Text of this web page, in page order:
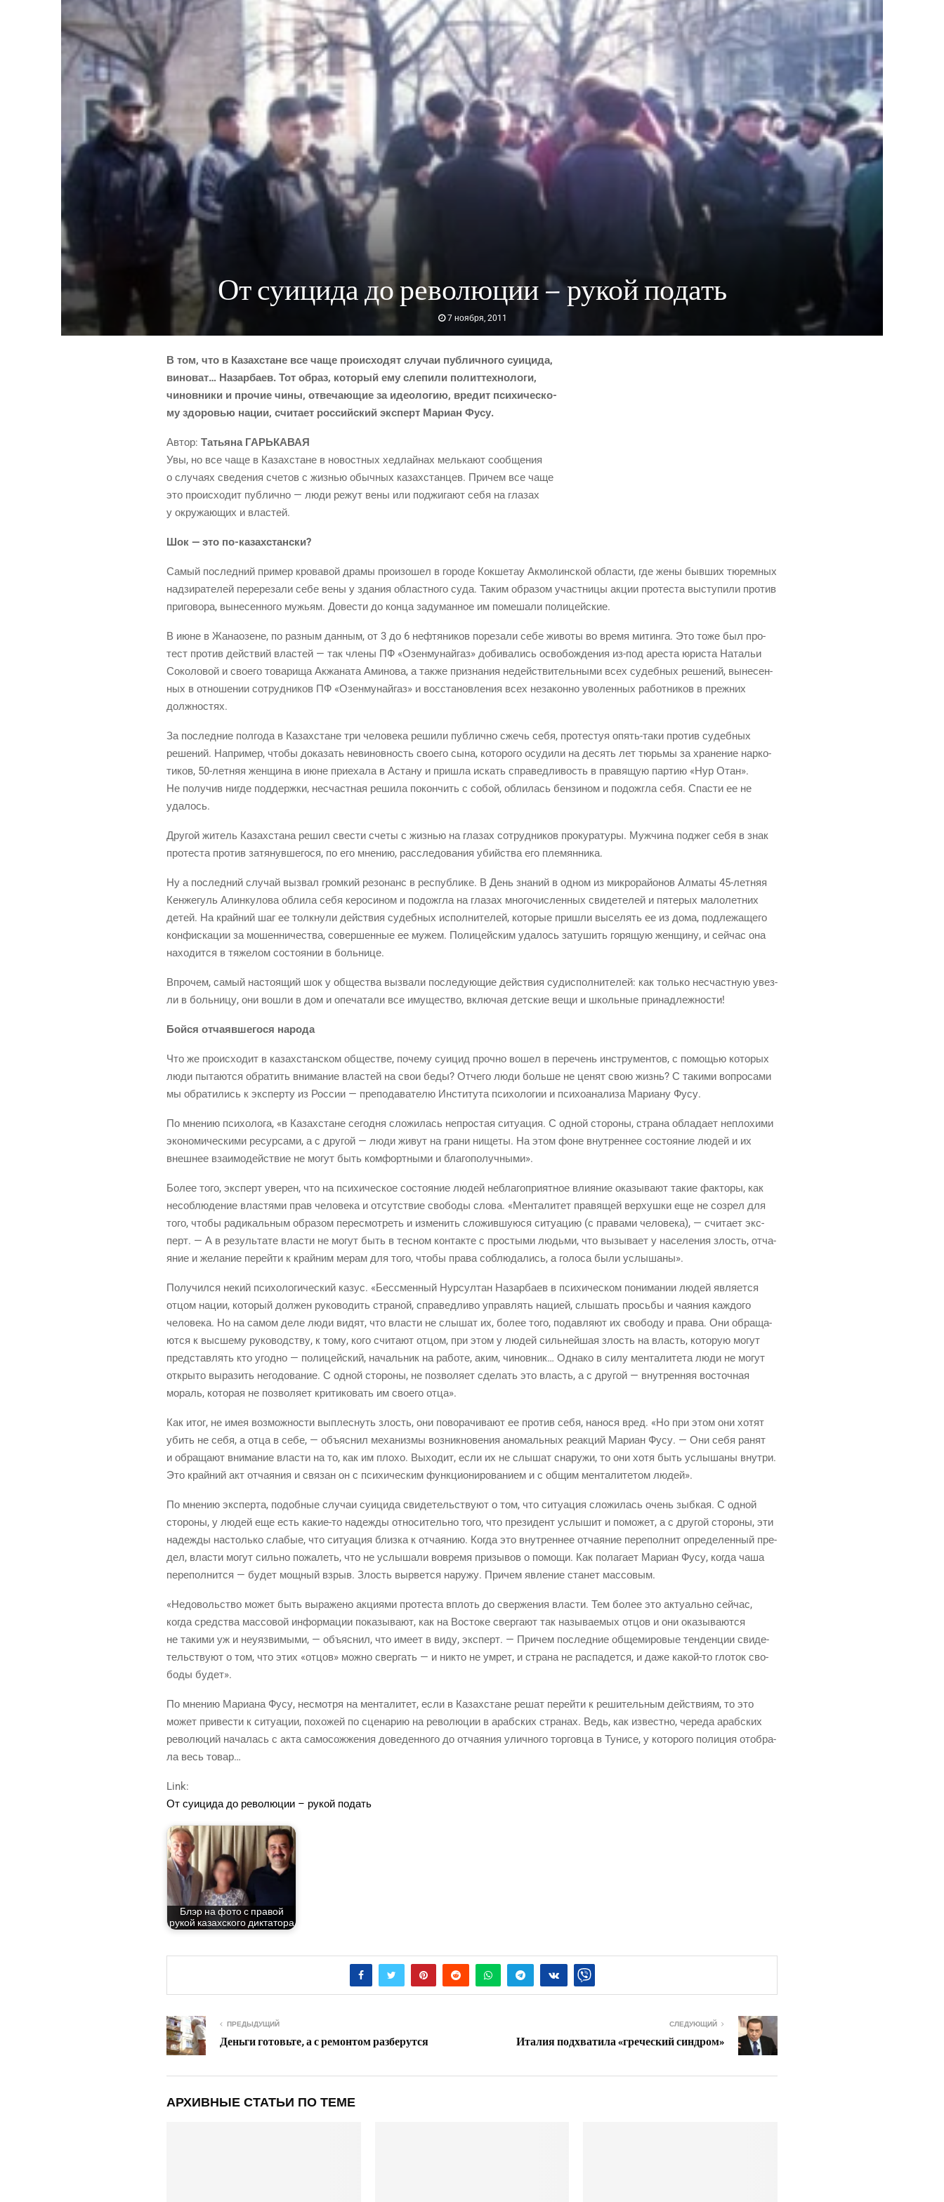
От суицида до революции – рукой подать
7 ноября, 2011
В том, что в Казах­стане все чаще про­ис­хо­дят слу­чаи пуб­лич­но­го суи­ци­да,
вино­ват… Назар­ба­ев. Тот образ, кото­рый ему сле­пи­ли полит­тех­но­ло­ги,
чинов­ни­ки и про­чие чины, отве­ча­ю­щие за идео­ло­гию, вре­дит пси­хи­че­ско­
му здо­ро­вью нации, счи­та­ет рос­сий­ский экс­перт Мари­ан Фусу.
Автор: Татья­на ГАРЬКАВАЯ
Увы, но все чаще в Казах­стане в новост­ных хед­лай­нах мель­ка­ют сооб­ще­ния
о слу­ча­ях све­де­ния сче­тов с жиз­нью обыч­ных казах­стан­цев. При­чем все чаще
это про­ис­хо­дит пуб­лич­но — люди режут вены или под­жи­га­ют себя на гла­зах
у окру­жа­ю­щих и властей.
Шок — это по-казах­стан­ски?
Самый послед­ний при­мер кро­ва­вой дра­мы про­изо­шел в горо­де Кок­ше­тау Акмо­лин­ской обла­сти, где жены быв­ших тюрем­ных
над­зи­ра­те­лей пере­ре­за­ли себе вены у зда­ния област­но­го суда. Таким обра­зом участ­ни­цы акции про­те­ста высту­пи­ли про­тив
при­го­во­ра, выне­сен­но­го мужьям. Дове­сти до кон­ца заду­ман­ное им поме­ша­ли полицейские.
В июне в Жана­о­зене, по раз­ным дан­ным, от 3 до 6 неф­тя­ни­ков поре­за­ли себе живо­ты во вре­мя митин­га. Это тоже был про­
тест про­тив дей­ствий вла­стей — так чле­ны ПФ «Озен­му­най­газ» доби­ва­лись осво­бож­де­ния из-под аре­ста юри­ста Ната­льи
Соко­ло­вой и сво­е­го това­ри­ща Акжа­на­та Ами­но­ва, а так­же при­зна­ния недей­стви­тель­ны­ми всех судеб­ных реше­ний, выне­сен­
ных в отно­ше­нии сотруд­ни­ков ПФ «Озен­му­най­газ» и вос­ста­нов­ле­ния всех неза­кон­но уво­лен­ных работ­ни­ков в преж­них
должностях.
За послед­ние пол­го­да в Казах­стане три чело­ве­ка реши­ли пуб­лич­но сжечь себя, про­те­стуя опять-таки про­тив судеб­ных
реше­ний. Напри­мер, что­бы дока­зать неви­нов­ность сво­е­го сына, кото­ро­го осу­ди­ли на десять лет тюрь­мы за хра­не­ние нар­ко­
ти­ков, 50-лет­няя жен­щи­на в июне при­е­ха­ла в Аста­ну и при­шла искать спра­вед­ли­вость в пра­вя­щую пар­тию «Нур Отан».
Не полу­чив нигде под­держ­ки, несчаст­ная реши­ла покон­чить с собой, обли­лась бен­зи­ном и подо­жгла себя. Спа­сти ее не
удалось.
Дру­гой житель Казах­ста­на решил све­сти сче­ты с жиз­нью на гла­зах сотруд­ни­ков про­ку­ра­ту­ры. Муж­чи­на под­жег себя в знак
про­те­ста про­тив затя­нув­ше­го­ся, по его мне­нию, рас­сле­до­ва­ния убий­ства его племянника.
Ну а послед­ний слу­чай вызвал гром­кий резо­нанс в рес­публике. В День зна­ний в одном из мик­ро­рай­о­нов Алма­ты 45-лет­няя
Кен­же­гуль Алин­ку­ло­ва обли­ла себя керо­си­ном и подо­жгла на гла­зах мно­го­чис­лен­ных сви­де­те­лей и пяте­рых мало­лет­них
детей. На край­ний шаг ее толк­ну­ли дей­ствия судеб­ных испол­ни­те­лей, кото­рые при­шли высе­лять ее из дома, под­ле­жа­ще­го
кон­фис­ка­ции за мошен­ни­че­ства, совер­шен­ные ее мужем. Поли­цей­ским уда­лось зату­шить горя­щую жен­щи­ну, и сей­час она
нахо­дит­ся в тяже­лом состо­я­нии в больнице.
Впро­чем, самый насто­я­щий шок у обще­ства вызва­ли после­ду­ю­щие дей­ствия судис­пол­ни­те­лей: как толь­ко несчаст­ную увез­
ли в боль­ни­цу, они вошли в дом и опе­ча­та­ли все иму­ще­ство, вклю­чая дет­ские вещи и школь­ные принадлежности!
Бой­ся отча­яв­ше­го­ся народа
Что же про­ис­хо­дит в казах­стан­ском обще­стве, поче­му суи­цид проч­но вошел в пере­чень инстру­мен­тов, с помо­щью кото­рых
люди пыта­ют­ся обра­тить вни­ма­ние вла­стей на свои беды? Отче­го люди боль­ше не ценят свою жизнь? С таки­ми вопро­са­ми
мы обра­ти­лись к экс­пер­ту из Рос­сии — пре­по­да­ва­те­лю Инсти­ту­та пси­хо­ло­гии и пси­хо­ана­ли­за Мари­а­ну Фусу.
По мне­нию пси­хо­ло­га, «в Казах­стане сего­дня сло­жи­лась непро­стая ситу­а­ция. С одной сто­ро­ны, стра­на обла­да­ет непло­хи­ми
эко­но­ми­че­ски­ми ресур­са­ми, а с дру­гой — люди живут на гра­ни нище­ты. На этом фоне внут­рен­нее состо­я­ние людей и их
внеш­нее вза­и­мо­дей­ствие не могут быть ком­форт­ны­ми и благополучными».
Более того, экс­перт уве­рен, что на пси­хи­че­ское состо­я­ние людей небла­го­при­ят­ное вли­я­ние ока­зы­ва­ют такие фак­то­ры, как
несо­блю­де­ние вла­стя­ми прав чело­ве­ка и отсут­ствие сво­бо­ды сло­ва. «Мен­та­ли­тет пра­вя­щей вер­хуш­ки еще не созрел для
того, что­бы ради­каль­ным обра­зом пере­смот­реть и изме­нить сло­жив­шу­ю­ся ситу­а­цию (с пра­ва­ми чело­ве­ка), — счи­та­ет экс­
перт. — А в резуль­та­те вла­сти не могут быть в тес­ном кон­так­те с прос­тыми людь­ми, что вызы­ва­ет у насе­ле­ния злость, отча­
я­ние и жела­ние перей­ти к край­ним мерам для того, что­бы пра­ва соблю­да­лись, а голо­са были услышаны».
Полу­чил­ся некий пси­хо­ло­ги­че­ский казус. «Бес­смен­ный Нур­сул­тан Назар­ба­ев в пси­хи­че­ском пони­ма­нии людей явля­ет­ся
отцом нации, кото­рый дол­жен руко­во­дить стра­ной, спра­вед­ли­во управ­лять наци­ей, слы­шать прось­бы и чая­ния каж­до­го
чело­ве­ка. Но на самом деле люди видят, что вла­сти не слы­шат их, более того, подав­ля­ют их сво­бо­ду и пра­ва. Они обра­ща­
ют­ся к выс­ше­му руко­вод­ству, к тому, кого счи­та­ют отцом, при этом у людей силь­ней­шая злость на власть, кото­рую могут
пред­став­лять кто угод­но — поли­цей­ский, началь­ник на рабо­те, аким, чинов­ник… Одна­ко в силу мен­та­ли­те­та люди не могут
откры­то выра­зить него­до­ва­ние. С одной сто­ро­ны, не поз­во­ля­ет сде­лать это власть, а с дру­гой — внут­рен­няя восточ­ная
мораль, кото­рая не поз­во­ля­ет кри­ти­ко­вать им сво­е­го отца».
Как итог, не имея воз­мож­но­сти выплес­нуть злость, они пово­ра­чи­ва­ют ее про­тив себя, нано­ся вред. «Но при этом они хотят
убить не себя, а отца в себе, — объ­яс­нил меха­низ­мы воз­ник­но­ве­ния ано­маль­ных реак­ций Мари­ан Фусу. — Они себя ранят
и обра­ща­ют вни­ма­ние вла­сти на то, как им пло­хо. Выхо­дит, если их не слы­шат сна­ру­жи, то они хотя быть услы­ша­ны внут­ри.
Это край­ний акт отча­я­ния и свя­зан он с пси­хи­че­ским функ­ци­о­ни­ро­ва­ни­ем и с общим мен­та­ли­те­том людей».
По мне­нию экс­пер­та, подоб­ные слу­чаи суи­ци­да сви­де­тель­ству­ют о том, что ситу­а­ция сло­жи­лась очень зыб­кая. С одной
сто­ро­ны, у людей еще есть какие-то надеж­ды отно­си­тель­но того, что пре­зи­дент услы­шит и помо­жет, а с дру­гой сто­ро­ны, эти
надеж­ды настоль­ко сла­бые, что ситу­а­ция близ­ка к отча­я­нию. Когда это внут­рен­нее отча­я­ние пере­пол­нит опре­де­лен­ный пре­
дел, вла­сти могут силь­но пожа­леть, что не услы­ша­ли вовре­мя при­зы­вов о помо­щи. Как пола­га­ет Мари­ан Фусу, когда чаша
пере­пол­нит­ся — будет мощ­ный взрыв. Злость вырвет­ся нару­жу. При­чем явле­ние ста­нет массовым.
«Недо­воль­ство может быть выра­же­но акци­я­ми про­те­ста вплоть до свер­же­ния вла­сти. Тем более это акту­аль­но сей­час,
когда сред­ства мас­со­вой инфор­ма­ции пока­зы­ва­ют, как на Восто­ке свер­га­ют так назы­ва­е­мых отцов и они ока­зы­ва­ют­ся
не таки­ми уж и неуяз­ви­мы­ми, — объ­яс­нил, что име­ет в виду, экс­перт. — При­чем послед­ние обще­ми­ро­вые тен­ден­ции сви­де­
тель­ству­ют о том, что этих «отцов» мож­но свер­гать — и никто не умрет, и стра­на не рас­па­дет­ся, и даже какой-то гло­ток сво­
бо­ды будет».
По мне­нию Мари­а­на Фусу, несмот­ря на мен­та­ли­тет, если в Казах­стане решат перей­ти к реши­тель­ным дей­стви­ям, то это
может при­ве­сти к ситу­а­ции, похо­жей по сце­на­рию на рево­лю­ции в араб­ских стра­нах. Ведь, как извест­но, чере­да араб­ских
рево­лю­ций нача­лась с акта само­со­жже­ния дове­ден­но­го до отча­я­ния улич­но­го тор­гов­ца в Туни­се, у кото­ро­го поли­ция ото­бра­
ла весь товар…
Link:
От суи­ци­да до рево­лю­ции – рукой подать
Блэр на фото с пра­вой
рукой казах­ско­го диктатора
ПРЕДЫДУЩИЙ
Деньги готовьте, а с ремонтом разберутся
СЛЕДУЮЩИЙ
Италия подхватила «греческий синдром»
АРХИВНЫЕ СТАТЬИ ПО ТЕМЕ